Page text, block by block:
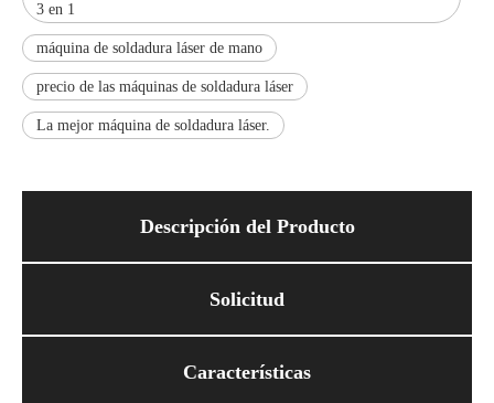
3 en 1
máquina de soldadura láser de mano
precio de las máquinas de soldadura láser
La mejor máquina de soldadura láser.
Descripción del Producto
Solicitud
Características